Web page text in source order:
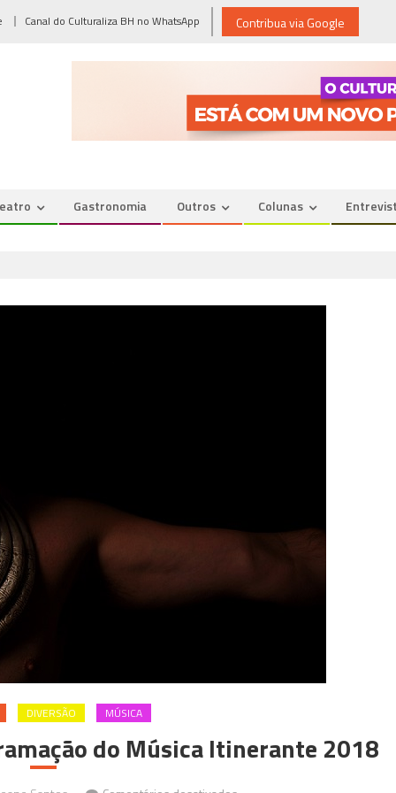
Canal do Culturaliza BH no WhatsApp Contribua via Google
Gastronomia Outros Colunas
DIVERSÃO MÚSICA
do Música Itinerante 2018